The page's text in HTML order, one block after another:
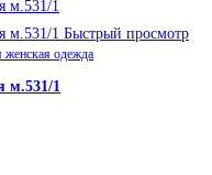
Быстрый просмотр
женская одежда
м.531/1